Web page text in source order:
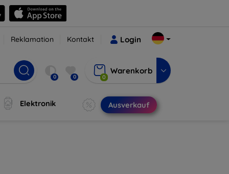
Reklamation Kontakt Login
0 0 0
Warenkorb
Elektronik Ausverkauf